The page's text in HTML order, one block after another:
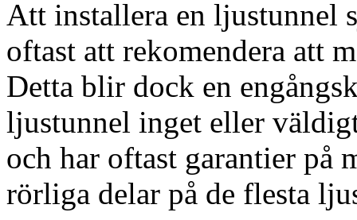
Att installera en ljustunnel
oftast att rekomendera att
Detta blir dock en
ljustunnel inget eller
och har oftast garantier på
rörliga delar på de flesta